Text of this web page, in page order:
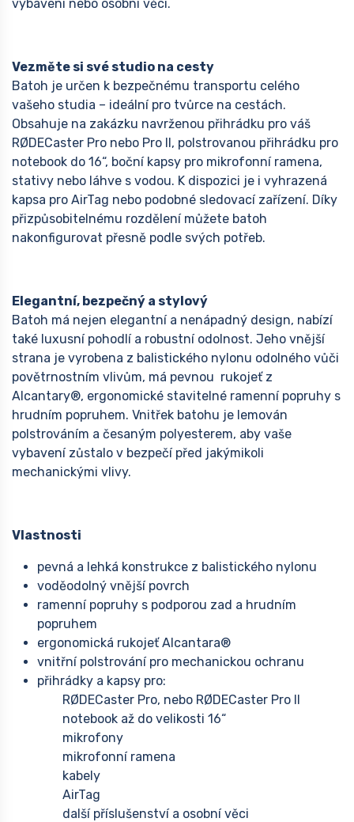
vybavení nebo osobní věci.
Vezměte si své studio na cesty
Batoh je určen k bezpečnému transportu celého
vašeho studia – ideální pro tvůrce na cestách.
Obsahuje na zakázku navrženou přihrádku pro váš
RØDECaster Pro nebo Pro II, polstrovanou přihrádku pro
notebook do 16“, boční kapsy pro mikrofonní ramena,
stativy nebo láhve s vodou. K dispozici je i vyhrazená
kapsa pro AirTag nebo podobné sledovací zařízení. Díky
přizpůsobitelnému rozdělení můžete batoh
nakonfigurovat přesně podle svých potřeb.
Elegantní, bezpečný a stylový
Batoh má nejen elegantní a nenápadný design, nabízí
také luxusní pohodlí a robustní odolnost. Jeho vnější
strana je vyrobena z balistického nylonu odolného vůči
povětrnostním vlivům, má pevnou rukojeť z
Alcantary®, ergonomické stavitelné ramenní popruhy s
hrudním popruhem. Vnitřek batohu je lemován
polstrováním a česaným polyesterem, aby vaše
vybavení zůstalo v bezpečí před jakýmikoli
mechanickými vlivy.
Vlastnosti
pevná a lehká konstrukce z balistického nylonu
voděodolný vnější povrch
ramenní popruhy s podporou zad a hrudním
popruhem
ergonomická rukojeť Alcantara®
vnitřní polstrování pro mechanickou ochranu
přihrádky a kapsy pro:
RØDECaster Pro, nebo RØDECaster Pro II
notebook až do velikosti 16“
mikrofony
mikrofonní ramena
kabely
AirTag
další příslušenství a osobní věci